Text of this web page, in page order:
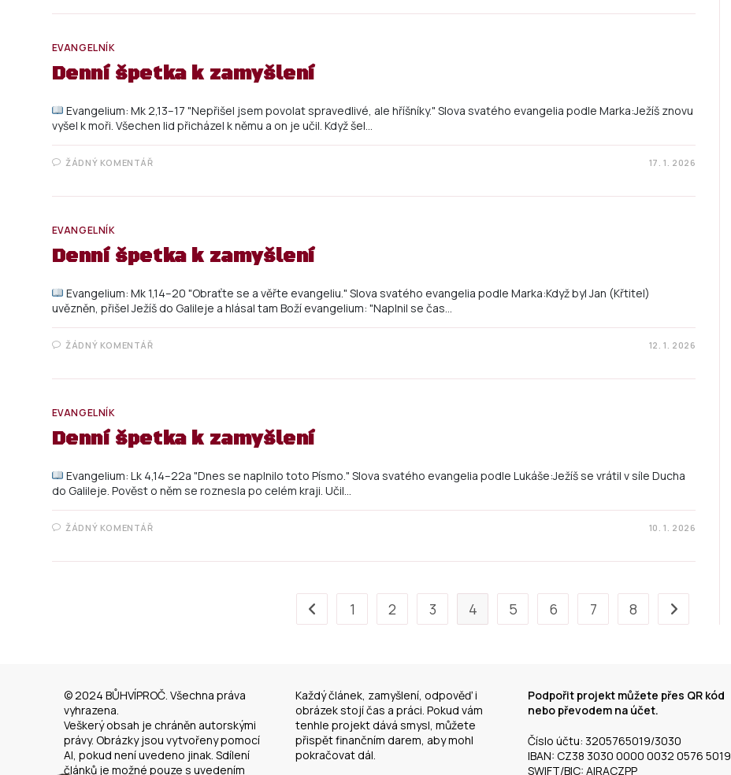
EVANGELNÍK
Denní špetka k zamyšlení
Evangelium: Mk 2,13–17 "Nepřišel jsem povolat spravedlivé, ale hříšníky." Slova svatého evangelia podle Marka:Ježíš znovu
vyšel k moři. Všechen lid přicházel k němu a on je učil. Když šel…
ŽÁDNÝ KOMENTÁŘ 17. 1. 2026
EVANGELNÍK
Denní špetka k zamyšlení
Evangelium: Mk 1,14–20 "Obraťte se a věřte evangeliu." Slova svatého evangelia podle Marka:Když byl Jan (Křtitel)
uvězněn, přišel Ježíš do Galileje a hlásal tam Boží evangelium: "Naplnil se čas…
ŽÁDNÝ KOMENTÁŘ 12. 1. 2026
EVANGELNÍK
Denní špetka k zamyšlení
Evangelium: Lk 4,14–22a "Dnes se naplnilo toto Písmo." Slova svatého evangelia podle Lukáše:Ježíš se vrátil v síle Ducha
do Galileje. Pověst o něm se roznesla po celém kraji. Učil…
ŽÁDNÝ KOMENTÁŘ 10. 1. 2026
1 2 3 4 5 6 7 8
© 2024 BŮHVÍPROČ. Všechna práva
vyhrazena.
Veškerý obsah je chráněn autorskými
právy. Obrázky jsou vytvořeny pomocí
AI, pokud není uvedeno jinak. Sdílení
článků je možné pouze s uvedením
Každý článek, zamyšlení, odpověď i
obrázek stojí čas a práci. Pokud vám
tenhle projekt dává smysl, můžete
přispět finančním darem, aby mohl
pokračovat dál.
Podpořit projekt můžete přes QR kód
nebo převodem na účet.
Číslo účtu: 3205765019/3030
IBAN: CZ38 3030 0000 0032 0576 5019
SWIFT/BIC: AIRACZPP